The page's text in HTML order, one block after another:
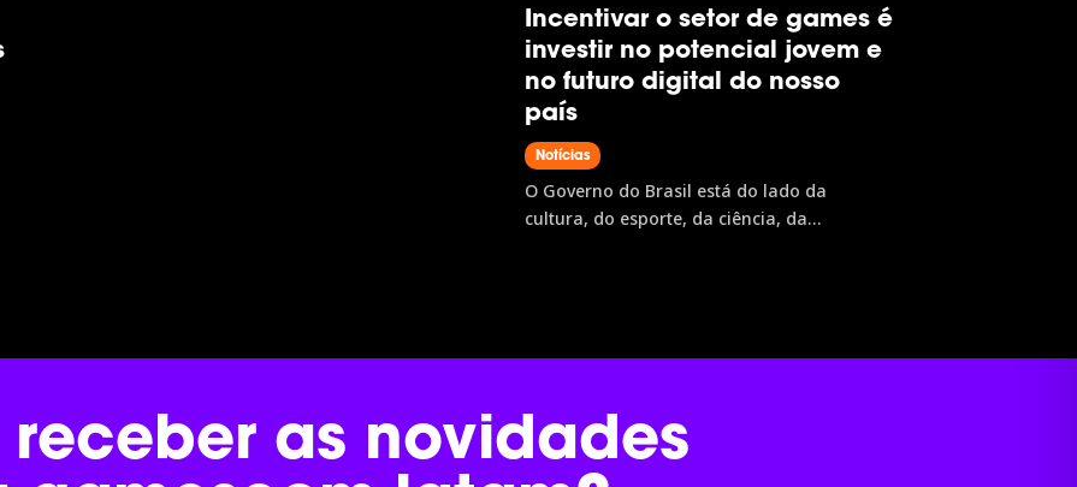
Incentivar o setor de games é
investir no potencial jovem e
no futuro digital do nosso
país
Notícias
O Governo do Brasil está do lado da
cultura, do esporte, da ciência, da
orgulho de patrocinar a...
receber as novidades